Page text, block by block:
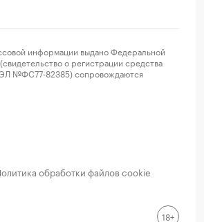
информации выдано Федеральной
о регистрации средства
ЭЛ №ФС77-82385) сопровождаются
обработки файлов cookie
18+